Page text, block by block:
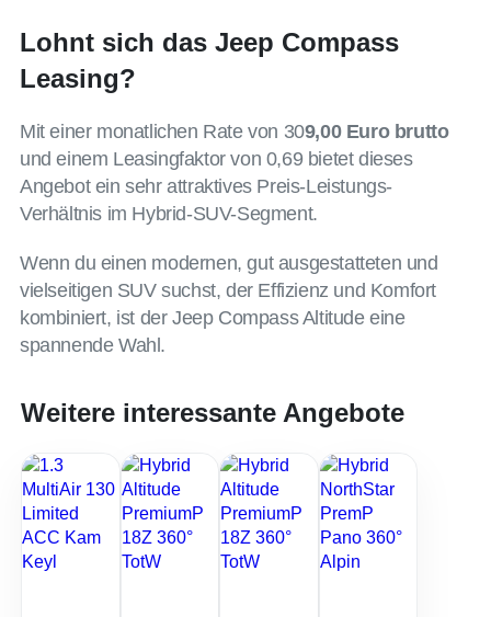
Lohnt sich das Jeep Compass
Leasing?
Mit einer monatlichen Rate von 309,00 Euro brutto
und einem Leasingfaktor von 0,69 bietet dieses
Angebot ein sehr attraktives Preis-Leistungs-
Verhältnis im Hybrid-SUV-Segment.
Wenn du einen modernen, gut ausgestatteten und
vielseitigen SUV suchst, der Effizienz und Komfort
kombiniert, ist der Jeep Compass Altitude eine
spannende Wahl.
Weitere interessante Angebote